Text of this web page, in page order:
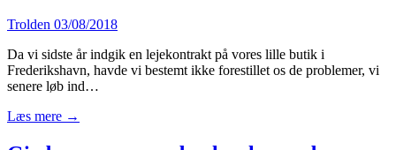
Trolden 03/08/2018
Da vi sidste år indgik en lejekontrakt på vores lille butik i
Frederikshavn, havde vi bestemt ikke forestillet os de problemer, vi
senere løb ind…
Læs mere →